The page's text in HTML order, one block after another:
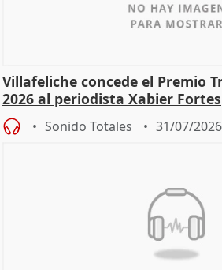
Villafeliche concede el Premio
2026 al periodista Xabier Fortes
Sonido Totales 31/07/2026